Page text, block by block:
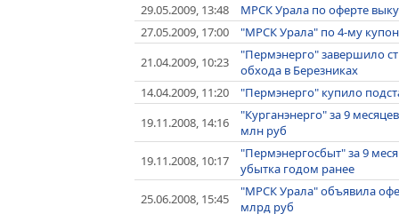
29.05.2009, 13:48
МРСК Урала по оферте
27.05.2009, 17:00
"МРСК Урала" по 4-му
21.04.2009, 10:23
"Пермэнерго" завершило
обхода в Березниках
14.04.2009, 11:20
"Пермэнерго" купило
19.11.2008, 14:16
"Курганэнерго" за 9
млн руб
19.11.2008, 10:17
"Пермэнергосбыт" за 9
убытка годом ранее
25.06.2008, 15:45
"МРСК Урала" объявила
млрд руб